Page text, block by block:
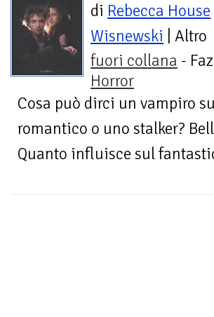
di Rebecca House
Wisnewski | Altro
fuori collana -
Horror
Cosa può dirci un vampiro
romantico o uno stalker?
Quanto influisce sul